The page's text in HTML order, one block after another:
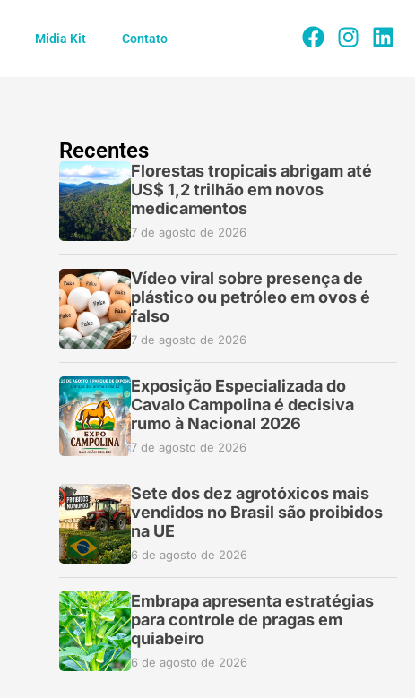
Midia Kit Contato
Recentes
Florestas tropicais abrigam até
US$ 1,2 trilhão em novos
medicamentos
7 de agosto de 2026
Vídeo viral sobre presença de
plástico ou petróleo em ovos é
falso
7 de agosto de 2026
Exposição Especializada do
Cavalo Campolina é decisiva
rumo à Nacional 2026
7 de agosto de 2026
Sete dos dez agrotóxicos mais
vendidos no Brasil são proibidos
na UE
6 de agosto de 2026
Embrapa apresenta estratégias
para controle de pragas em
quiabeiro
6 de agosto de 2026